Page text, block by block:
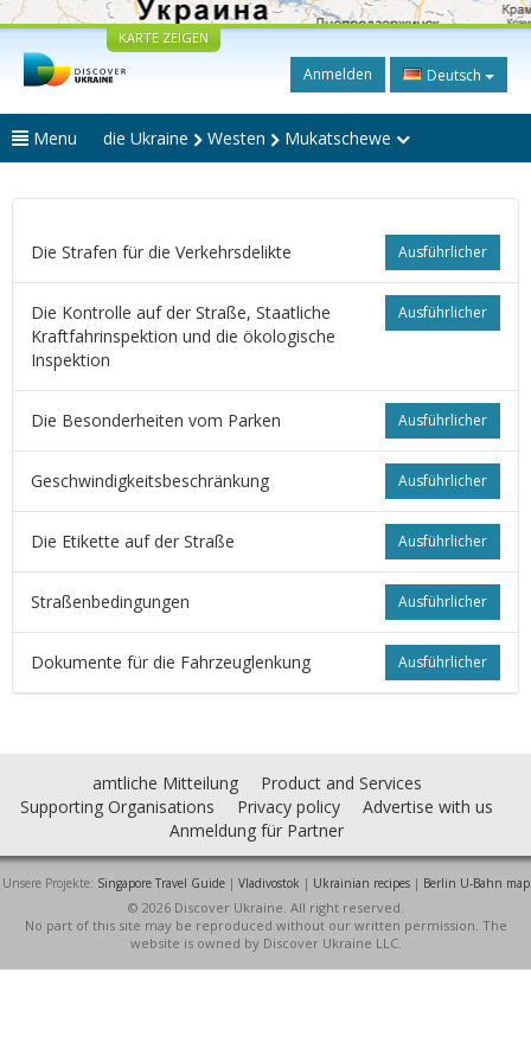
KARTE ZEIGEN
Anmelden Deutsch
Menu die Ukraine Westen Mukatschewe
Ausführlicher
Die Strafen für die Verkehrsdelikte
Ausführlicher
Die Kontrolle auf der Straße, Staatliche
Kraftfahrinspektion und die ökologische
Inspektion
Ausführlicher
Die Besonderheiten vom Parken
Ausführlicher
Geschwindigkeitsbeschränkung
Ausführlicher
Die Etikette auf der Straße
Ausführlicher
Straßenbedingungen
Ausführlicher
Dokumente für die Fahrzeuglenkung
amtliche Mitteilung
Product and Services
Supporting Organisations
Privacy policy
Advertise with us
Anmeldung für Partner
Unsere Projekte: Singapore Travel Guide| Vladivostok | Ukrainian recipes| Berlin U-Bahn map
© 2026 Discover Ukraine. All right reserved.
No part of this site may be reproduced without our written permission. The
website is owned by Discover Ukraine LLC.